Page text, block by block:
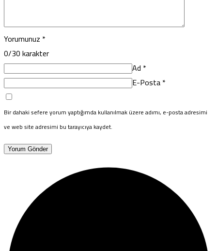
Yorumunuz *
0/30 karakter
Ad *
E-Posta*
Bir dahaki sefere yorum yaptığımda kullanılmak üzere adımı, e-posta adresimi
ve web site adresimi bu tarayıcıya kaydet.
Yorum Gönder